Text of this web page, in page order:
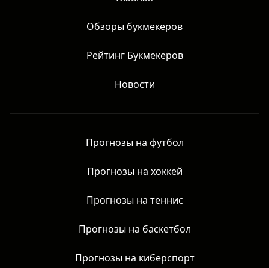
Главная
Обзоры букмекеров
Рейтинг Букмекеров
Новости
Прогнозы на футбол
Прогнозы на хоккей
Прогнозы на теннис
Прогнозы на баскетбол